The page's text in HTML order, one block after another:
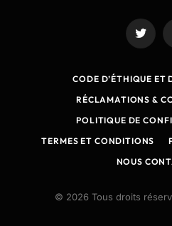
Twitter
CODE D’ÉTHIQUE ET
RÉCLAMATIONS &
POLITIQUE DE
TERMES ET CONDITIONS
NOUS
© 2026 Tous droits